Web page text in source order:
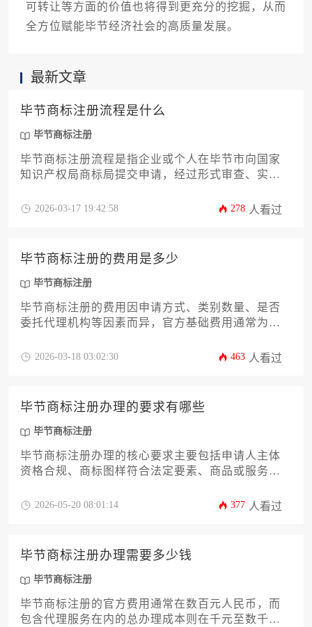
可转让等方面的价值也将得到更充分的挖掘，从而
全方位赋能毕节经济社会的高质量发展。
最新文章
毕节商标注册流程是什么
毕节商标注册
毕节商标注册流程是指企业或个人在毕节市向国家
知识产权局商标局提交申请，经过形式审查、实质
得商标专用权的完整过程。这一流程旨在保护品牌
2026-03-17 19:42:58 278 人看过
毕节商标注册的费用是多少
毕节商标注册
毕节商标注册的费用因申请方式、类别数量、是否
委托代理机构等因素而异，官方基础费用通常为数
类别扩展费、后续维护费等，整体预算建议准备数
2026-03-18 03:02:30 463 人看过
毕节商标注册办理的要求有哪些
毕节商标注册
毕节商标注册办理的核心要求主要包括申请人主体
资格合规、商标图样符合法定要素、商品或服务类
程。成功注册需规避禁用标志、确保显著性与在先
2026-05-20 08:01:14 377 人看过
毕节商标注册办理需要多少钱
毕节商标注册
毕节商标注册的官方费用通常在数百元人民币，而
包含代理服务在内的总办理成本则在千元至数千元